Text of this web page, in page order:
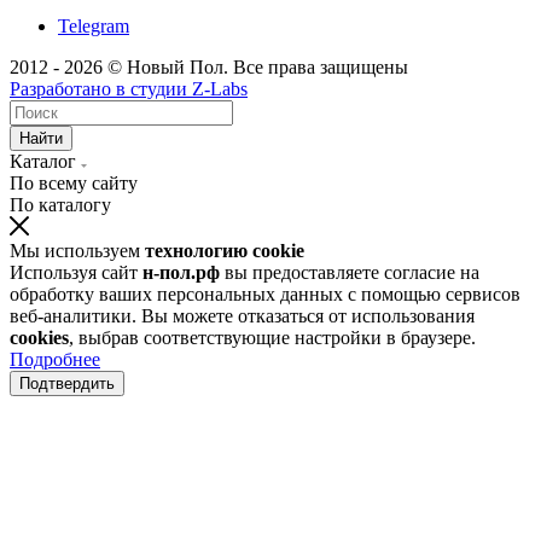
Telegram
2012 - 2026 © Новый Пол. Все права защищены
Разработано в студии Z-Labs
Найти
Каталог
По всему сайту
По каталогу
Мы используем технологию cookie
Используя сайт н-пол.рф вы предоставляете согласие на
обработку ваших персональных данных с помощью сервисов
веб-аналитики. Вы можете отказаться от использования
cookies, выбрав соответствующие настройки в браузере.
Подробнее
Подтвердить